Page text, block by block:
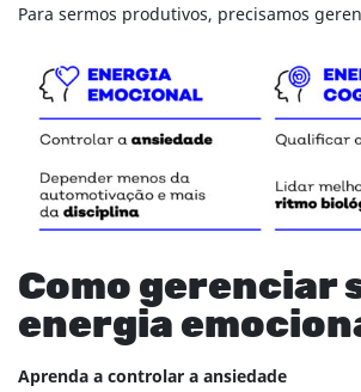
Para sermos produtivos, precisamos
Como gerenciar
energia
Aprenda a controlar a ansiedade